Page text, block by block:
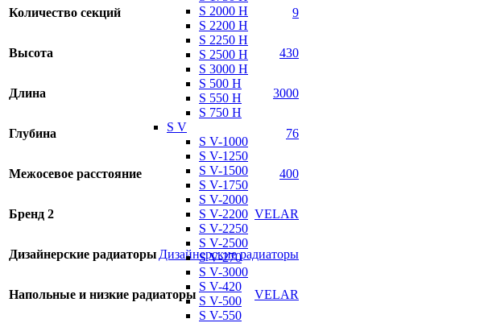
S 2000 H
S 2200 H
S 2250 H
S 2500 H
S 3000 H
S 500 H
S 550 H
S 750 H
S V
S V-1000
S V-1250
S V-1500
S V-1750
S V-2000
S V-2200
S V-2250
S V-2500
S V-270
S V-3000
S V-420
S V-500
S V-550
Количество секций 9
Высота 430
Длина 3000
Глубина 76
Межосевое расстояние 400
Бренд 2 VELAR
Дизайнерские радиаторыДизайнерские радиаторы
Напольные и низкие радиаторы VELAR